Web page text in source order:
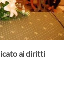
ai diritti